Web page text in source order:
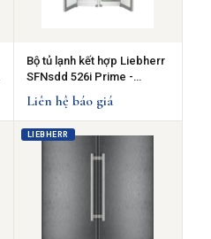
Bộ tủ lạnh kết hợp Liebherr
SFNsdd 526i Prime -
SRsdd 5230 - Tay nắm
Slimline thanh lịch
Liên hệ báo giá
LIEBHERR